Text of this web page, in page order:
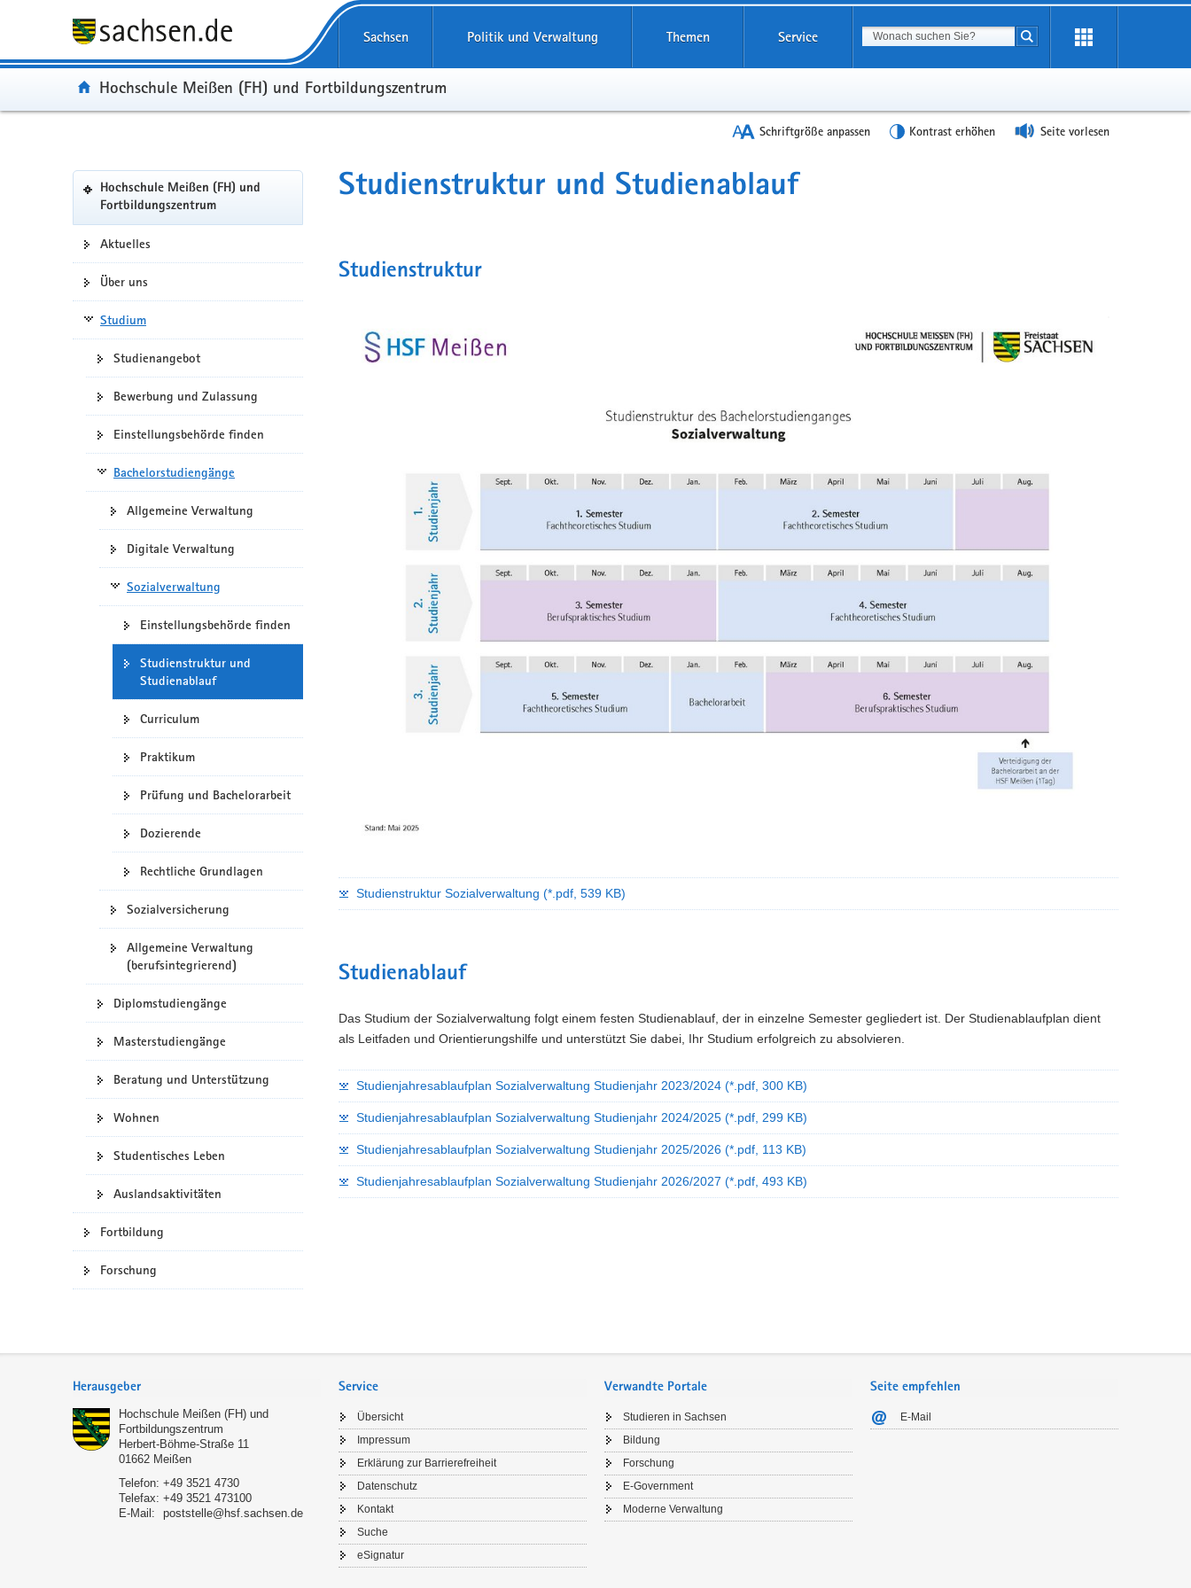
Sachsen Politik und Verwaltung Themen Service Suchbegriff
Suche starten
Portal:
Hochschule Meißen (FH) und Fortbildungszentrum
Schriftgröße anpassen Kontrast erhöhen Seite vorlesen
Portalnavigation
Hochschule Meißen (FH) und
Fortbildungszentrum(in
eigenes
Aktuelles
Über uns
Studium
Studienangebot
Bewerbung und Zulassung
Einstellungsbehörde finden
Bachelorstudiengänge
Allgemeine Verwaltung
Digitale Verwaltung
Sozialverwaltung
Einstellungsbehörde finden
Studienstruktur und
Studienablauf
Curriculum
Praktikum
Prüfung und Bachelorarbeit
Dozierende
Rechtliche Grundlagen
Sozialversicherung
Allgemeine Verwaltung
(berufsintegrierend)
Diplomstudiengänge
Masterstudiengänge
Beratung und Unterstützung
Wohnen
Studentisches Leben
Auslandsaktivitäten
Fortbildung
Forschung
Studienstruktur und Studienablauf
Studienstruktur
Studienstruktur Sozialverwaltung (*.pdf, 539 KB)
Studienablauf
Das Studium der Sozialverwaltung folgt einem festen Studienablauf, der in einzelne Semester gegliedert ist. Der Studienablaufplan dient
als Leitfaden und Orientierungshilfe und unterstützt Sie dabei, Ihr Studium erfolgreich zu absolvieren.
Studienjahresablaufplan Sozialverwaltung Studienjahr 2023/2024 (*.pdf, 300 KB)
Studienjahresablaufplan Sozialverwaltung Studienjahr 2024/2025 (*.pdf, 299 KB)
Studienjahresablaufplan Sozialverwaltung Studienjahr 2025/2026 (*.pdf, 113 KB)
Studienjahresablaufplan Sozialverwaltung Studienjahr 2026/2027 (*.pdf, 493 KB)
Herausgeber
Hochschule Meißen (FH) und
Fortbildungszentrum
Herbert-Böhme-Straße 11
01662 Meißen
Telefon: +49 3521 4730
Telefax: +49 3521 473100
E-Mail:
poststelle@hsf.sachsen.de
Service
Übersicht
Impressum
Erklärung zur Barrierefreiheit
Datenschutz
Kontakt
Suche
eSignatur
Verwandte Portale
Studieren in Sachsen
Bildung
Forschung
E-Government
Moderne Verwaltung
Seite empfehlen
E-Mail